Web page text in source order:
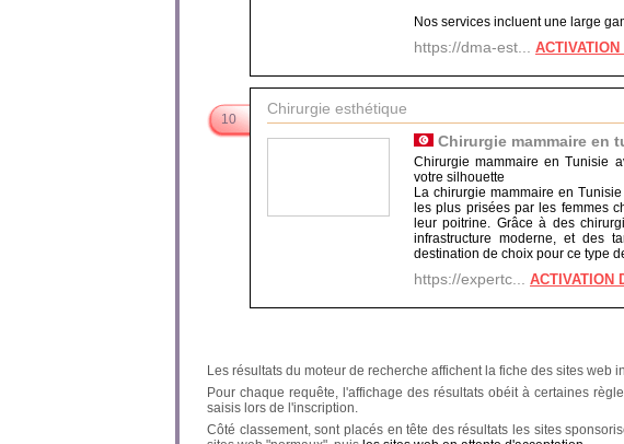
Nos services incluent une large
https://dma-est...
10
Chirurgie esthétique
Chirurgie mammaire en
Chirurgie mammaire en Tunisie
votre silhouette
La chirurgie mammaire en
les plus prisées par les femmes
leur poitrine. Grâce à des
infrastructure moderne, et des
destination de choix pour ce type
https://expertc... ACTIVATION
Les résultats du moteur de recherche affichent la fiche des sites web
Pour chaque requête, l'affichage des résultats obéit à certaines
saisis lors de l'inscription.
Côté classement, sont placés en tête des résultats les sites